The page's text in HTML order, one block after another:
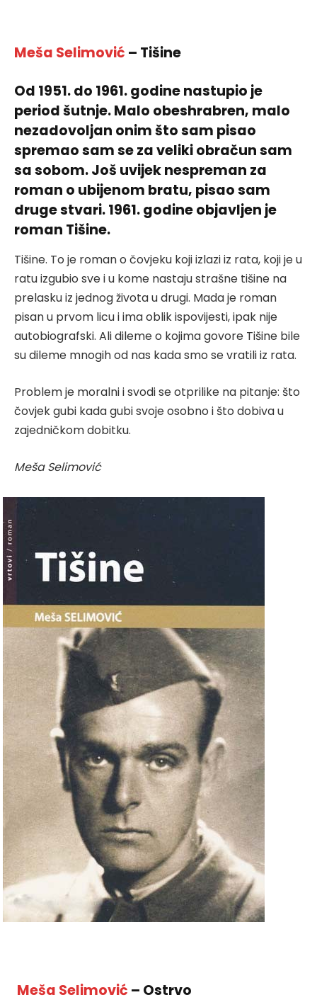
Meša Selimović – Tišine
Od 1951. do 1961. godine nastupio je
period šutnje. Malo obeshrabren, malo
nezadovoljan onim što sam pisao
spremao sam se za veliki obračun sam
sa sobom. Još uvijek nespreman za
roman o ubijenom bratu, pisao sam
druge stvari. 1961. godine objavljen je
roman Tišine.
Tišine. To je roman o čovjeku koji izlazi iz rata, koji je u
ratu izgubio sve i u kome nastaju strašne tišine na
prelasku iz jednog života u drugi. Mada je roman
pisan u prvom licu i ima oblik ispovijesti, ipak nije
autobiografski. Ali dileme o kojima govore Tišine bile
su dileme mnogih od nas kada smo se vratili iz rata.
Problem je moralni i svodi se otprilike na pitanje: što
čovjek gubi kada gubi svoje osobno i što dobiva u
zajedničkom dobitku.
Meša Selimović
Meša Selimović – Ostrvo